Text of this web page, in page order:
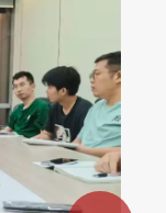
هل تبحث عن
الإنقاذ في
توفير مركبة
الخارج
عرض